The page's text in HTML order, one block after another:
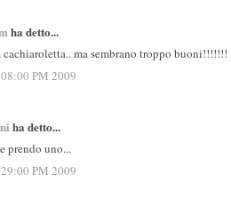
ha detto...
ma sembrano troppo
PM 2009
ha detto...
prendo uno...
PM 2009